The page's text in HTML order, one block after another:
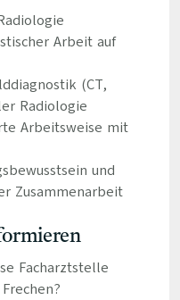
Arbeit auf
(CT,
Radiologie
Arbeitsweise mit
und
Zusammenarbeit
Facharztstelle